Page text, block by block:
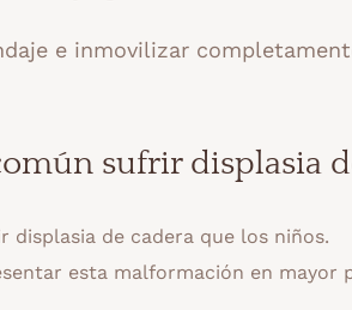
e inmovilizar
sufrir displasia
displasia de cadera que los niños.
esta malformación en mayor